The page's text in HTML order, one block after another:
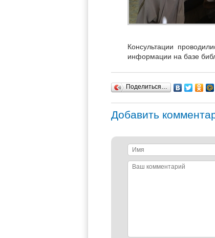
Консультации
информации на базе
Поделиться…
Добавить
Имя
Ваш